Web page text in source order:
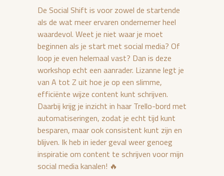
De Social Shift is voor zowel de startende
als de wat meer ervaren ondernemer heel
waardevol. Weet je niet waar je moet
beginnen als je start met social media? Of
loop je even helemaal vast? Dan is deze
workshop echt een aanrader. Lizanne legt je
van A tot Z uit hoe je op een slimme,
efficiënte wijze content kunt schrijven.
Daarbij krijg je inzicht in haar Trello-bord met
automatiseringen, zodat je echt tijd kunt
besparen, maar ook consistent kunt zijn en
blijven. Ik heb in ieder geval weer genoeg
inspiratie om content te schrijven voor mijn
social media kanalen! 🔥